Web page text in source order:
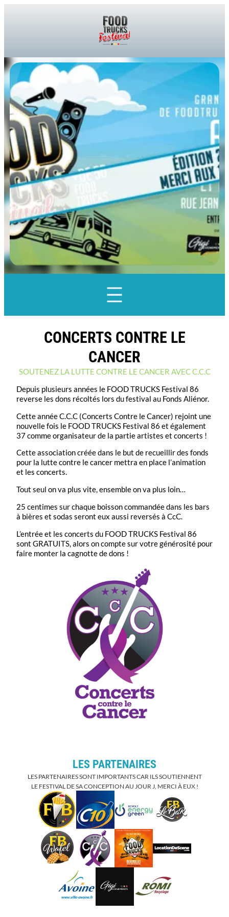
CONCERTS CONTRE LE
CANCER
SOUTENEZ LA LUTTE CONTRE LE CANCER AVEC C.C.C
Depuis plusieurs années le FOOD TRUCKS Festival 86
reverse les dons récoltés lors du festival au Fonds Aliénor.
Cette année C.C.C (Concerts Contre le Cancer) rejoint une
nouvelle fois le FOOD TRUCKS Festival 86 et également
37 comme organisateur de la partie artistes et concerts !
Cette association créée dans le but de recueillir des fonds
pour la lutte contre le cancer mettra en place l’animation
et les concerts.
Tout seul on va plus vite, ensemble on va plus loin…
25 centimes sur chaque boisson commandée dans les bars
à bières et sodas seront eux aussi reversés à CcC.
L’entrée et les concerts du FOOD TRUCKS Festival 86
sont GRATUITS, alors on compte sur votre générosité pour
faire monter la cagnotte de dons !
LES PARTENAIRES
LES PARTENAIRES SONT IMPORTANTS CAR ILS SOUTIENNENT
LE FESTIVAL DE SA CONCEPTION AU JOUR J, MERCI À EUX !